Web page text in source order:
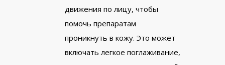
движения по лицу, чтобы
помочь препаратам
проникнуть в кожу. Это может
включать легкое поглаживание,